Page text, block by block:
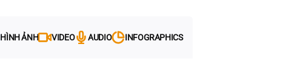
HÌNH ẢNH VIDEO AUDIO INFOGRAPHICS